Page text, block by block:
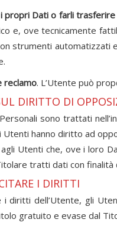
propri Dati o farli
e, ove tecnicamente
strumenti automatizzati
reclamo. L’Utente può
DIRITTO DI
sono trattati
Utenti hanno diritto ad
Utenti che, ove i loro
tratti dati con
I DIRITTI
i diritti dell’Utente, gli
gratuito e evase dal